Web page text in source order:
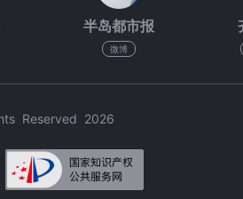
半岛都市报
微博
Reserved 2026